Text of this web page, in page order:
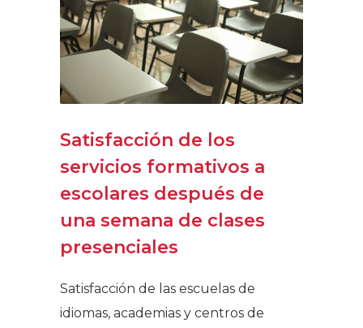
Satisfacción de los
servicios formativos a
escolares después de
una semana de clases
presenciales
Satisfacción de las escuelas de
idiomas, academias y centros de